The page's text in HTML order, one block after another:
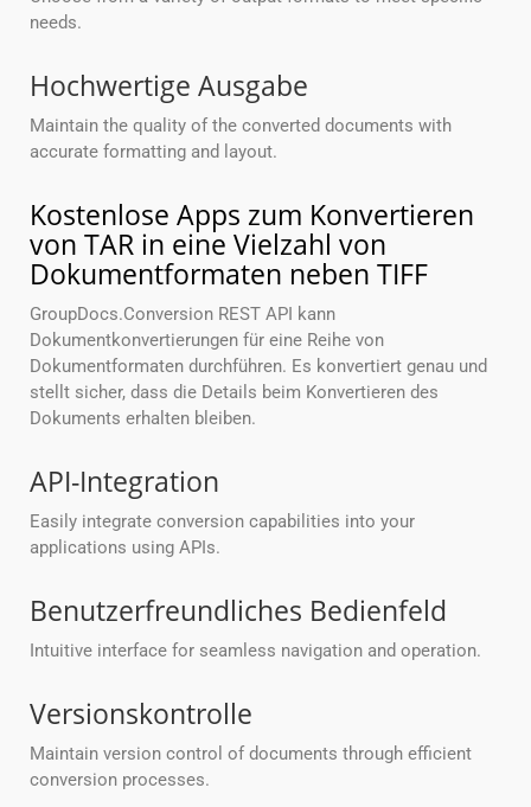
needs.
Hochwertige Ausgabe
Maintain the quality of the converted documents with
accurate formatting and layout.
Kostenlose Apps zum Konvertieren
von TAR in eine Vielzahl von
Dokumentformaten neben TIFF
GroupDocs.Conversion REST API kann
Dokumentkonvertierungen für eine Reihe von
Dokumentformaten durchführen. Es konvertiert genau und
stellt sicher, dass die Details beim Konvertieren des
Dokuments erhalten bleiben.
API-Integration
Easily integrate conversion capabilities into your
applications using APIs.
Benutzerfreundliches Bedienfeld
Intuitive interface for seamless navigation and operation.
Versionskontrolle
Maintain version control of documents through efficient
conversion processes.